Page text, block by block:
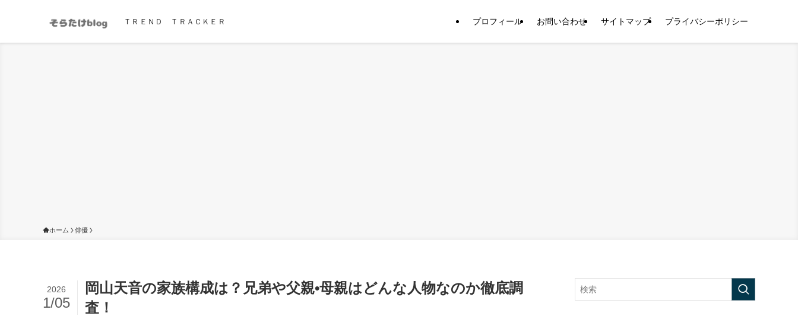
ＴＲＥＮＤ ＴＲＡＣＫＥＲ プロフィール お問い合わせ サイトマップ プライバシーポリシー
ホーム 俳優
岡山天音の家族構成は？兄弟や父親•母親はどんな人物なのか徹底調
査！
2026
1/05